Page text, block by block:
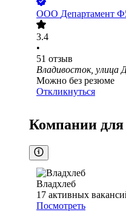
ООО Департамент
3.4
•
51 отзыв
Владивосток, улица
Можно без резюме
Откликнуться
Компании для
Владхлеб
17 активных
Посмотреть